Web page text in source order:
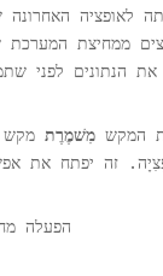
לאופציה האחרונה
ממחיצת המערכת
המקש מִשׁמֶרֶת מקש